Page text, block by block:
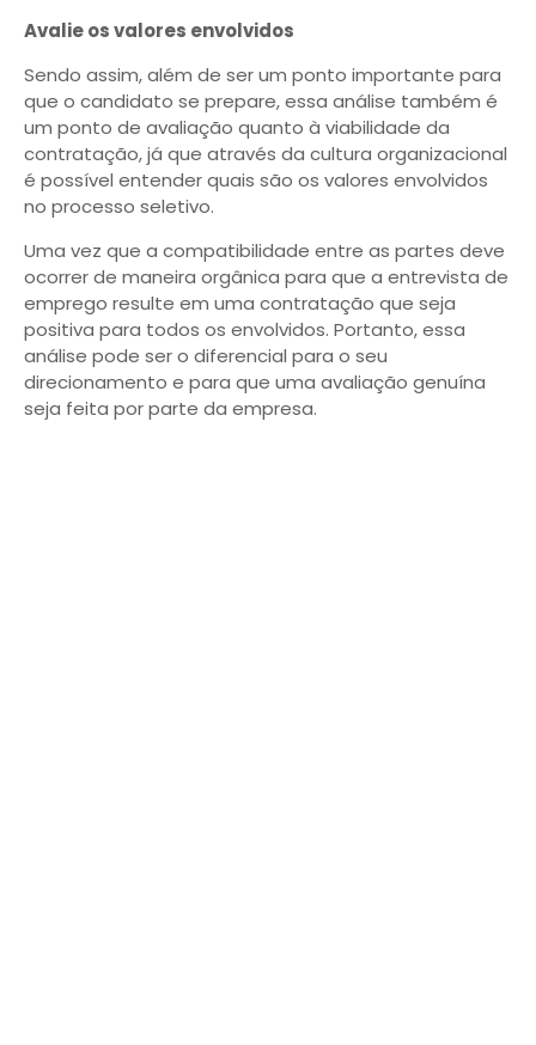
Avalie os valores envolvidos
Sendo assim, além de ser um ponto importante para
que o candidato se prepare, essa análise também é
um ponto de avaliação quanto à viabilidade da
contratação, já que através da cultura organizacional
é possível entender quais são os valores envolvidos
no processo seletivo.
Uma vez que a compatibilidade entre as partes deve
ocorrer de maneira orgânica para que a entrevista de
emprego resulte em uma contratação que seja
positiva para todos os envolvidos. Portanto, essa
análise pode ser o diferencial para o seu
direcionamento e para que uma avaliação genuína
seja feita por parte da empresa.